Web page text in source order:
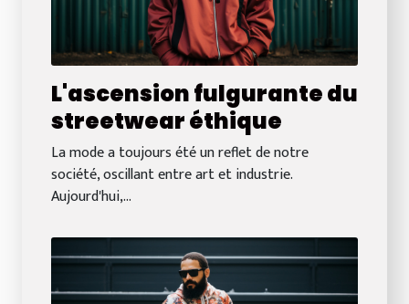
L'ascension fulgurante du
streetwear éthique
La mode a toujours été un reflet de notre
société, oscillant entre art et industrie.
Aujourd'hui,...